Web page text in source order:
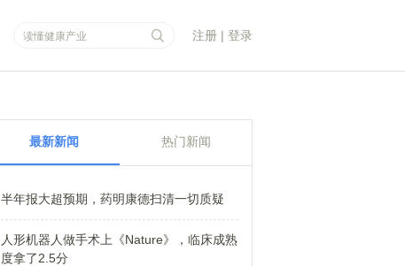
注册 | 登录
最新新闻 热门新闻
半年报大超预期，药明康德扫清一切质疑
人形机器人做手术上《Nature》，临床成熟
度拿了2.5分